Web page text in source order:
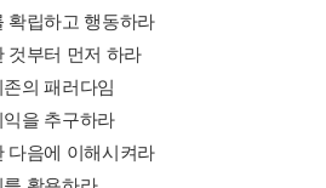
확립하고 행동하라
것부터 먼저 하라
의 패러다임
을 추구하라
다음에 이해시켜라